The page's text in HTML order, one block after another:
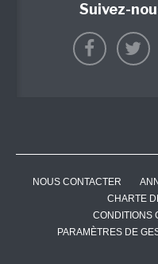
Suivez-
NOUS CONTACTER
CHARTE
CONDITIONS
PARAMÈTRES DE